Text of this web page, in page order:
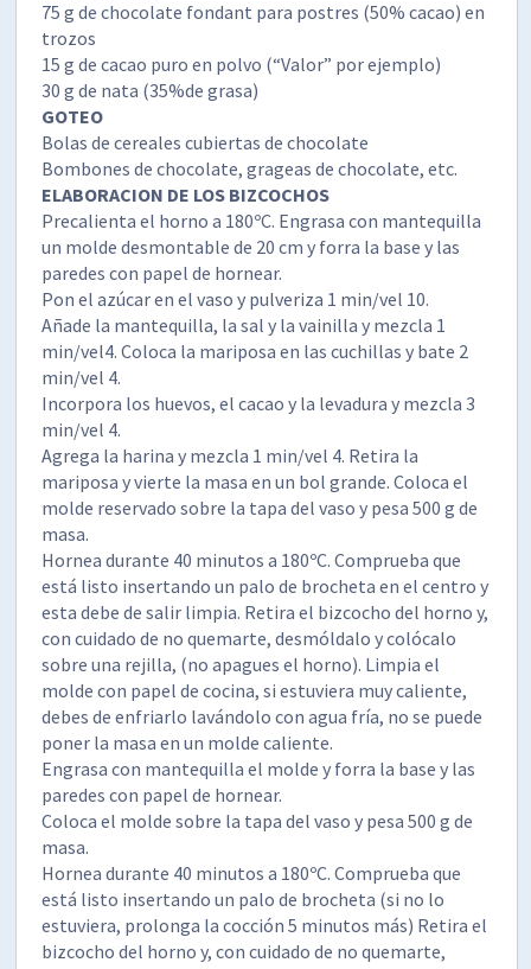
75 g de chocolate fondant para postres (50% cacao) en
trozos
15 g de cacao puro en polvo (“Valor” por ejemplo)
30 g de nata (35%de grasa)
GOTEO
Bolas de cereales cubiertas de chocolate
Bombones de chocolate, grageas de chocolate, etc.
ELABORACION DE LOS BIZCOCHOS
Precalienta el horno a 180ºC. Engrasa con mantequilla
un molde desmontable de 20 cm y forra la base y las
paredes con papel de hornear.
Pon el azúcar en el vaso y pulveriza 1 min/vel 10.
Añade la mantequilla, la sal y la vainilla y mezcla 1
min/vel4. Coloca la mariposa en las cuchillas y bate 2
min/vel 4.
Incorpora los huevos, el cacao y la levadura y mezcla 3
min/vel 4.
Agrega la harina y mezcla 1 min/vel 4. Retira la
mariposa y vierte la masa en un bol grande. Coloca el
molde reservado sobre la tapa del vaso y pesa 500 g de
masa.
Hornea durante 40 minutos a 180ºC. Comprueba que
está listo insertando un palo de brocheta en el centro y
esta debe de salir limpia. Retira el bizcocho del horno y,
con cuidado de no quemarte, desmóldalo y colócalo
sobre una rejilla, (no apagues el horno). Limpia el
molde con papel de cocina, si estuviera muy caliente,
debes de enfriarlo lavándolo con agua fría, no se puede
poner la masa en un molde caliente.
Engrasa con mantequilla el molde y forra la base y las
paredes con papel de hornear.
Coloca el molde sobre la tapa del vaso y pesa 500 g de
masa.
Hornea durante 40 minutos a 180ºC. Comprueba que
está listo insertando un palo de brocheta (si no lo
estuviera, prolonga la cocción 5 minutos más) Retira el
bizcocho del horno y, con cuidado de no quemarte,